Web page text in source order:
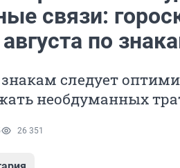
связи:
по
следует
необдуманных
26 351